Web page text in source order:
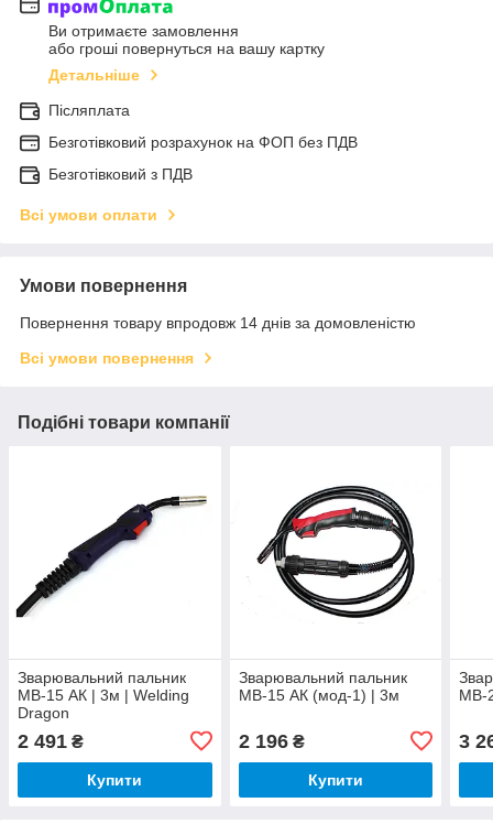
Ви отримаєте замовлення
або гроші повернуться на вашу картку
Детальніше
Післяплата
Безготівковий розрахунок на ФОП без ПДВ
Безготівковий з ПДВ
Всі умови оплати
Умови повернення
Повернення товару впродовж 14 днів за домовленістю
Всі умови повернення
Подібні товари компанії
Зварювальний пальник
MB-15 АК | 3м | Welding
Dragon
2 491 ₴
Купити
Зварювальний пальник
MB-15 АК (мод-1) | 3м
2 196₴
Купити
3